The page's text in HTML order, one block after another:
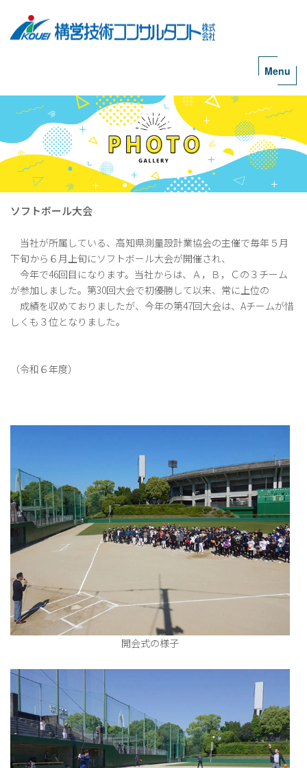
ソフトボール大会
当社が所属している、高知県測量設計業協会の主催で毎年５月
下旬から６月上旬にソフトボール大会が開催され、
今年で46回目になります。当社からは、Ａ，Ｂ，Ｃの３チーム
が参加しました。第30回大会で初優勝して以来、常に上位の
成績を収めておりましたが、今年の第47回大会は、Aチームが惜
しくも３位となりました。
（令和６年度）
開会式の様子